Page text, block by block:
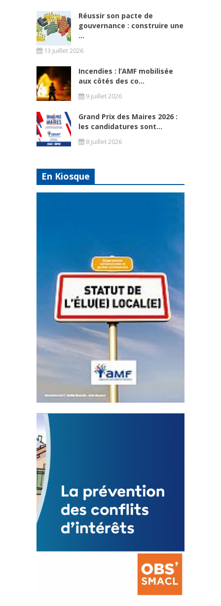
Réussir son pacte de
gouvernance : construire une
...
13 juillet 2026
Incendies : l’AMF mobilisée
aux côtés des co...
9 juillet 2026
Grand Prix des Maires 2026 :
les candidatures sont...
8 juillet 2026
En Kiosque
Statut de l’élu local
3 avril 2024
Mise à jour avril 2024
FEUILLETER